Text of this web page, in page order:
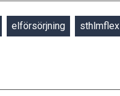
elförsörjning sthlmflex